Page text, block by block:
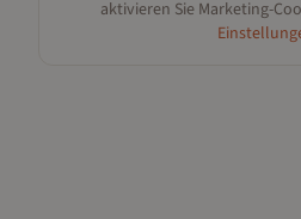
aktivieren Sie Marketing-